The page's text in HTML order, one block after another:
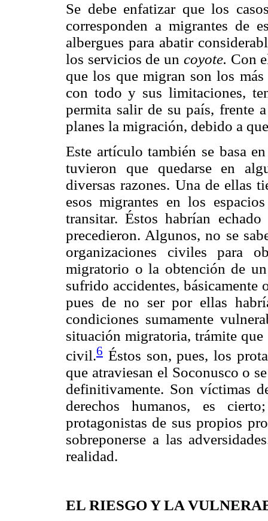
Se debe enfatizar que los
corresponden a migrantes de
albergues para abatir
los servicios de un coyote. Con
que los que migran son los
con todo y sus limitaciones,
permita salir de su país, frente
planes la migración, debido a
Este artículo también se basa
tuvieron que quedarse en
diversas razones. Una de ellas
esos migrantes en los
transitar. Éstos habrían
precedieron. Algunos, no se
organizaciones civiles para
migratorio o la obtención de
sufrido accidentes, básicamente
pues de no ser por ellas
condiciones sumamente
situación migratoria, trámite
civil.6 Éstos son, pues, los
que atraviesan el Soconusco o
definitivamente. Son víctimas
derechos humanos, es
protagonistas de sus propios
sobreponerse a las
realidad.
EL RIESGO Y LA